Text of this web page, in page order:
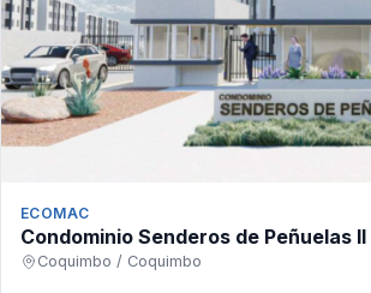
ECOMAC
Condominio Senderos de Peñuelas II
Coquimbo / Coquimbo